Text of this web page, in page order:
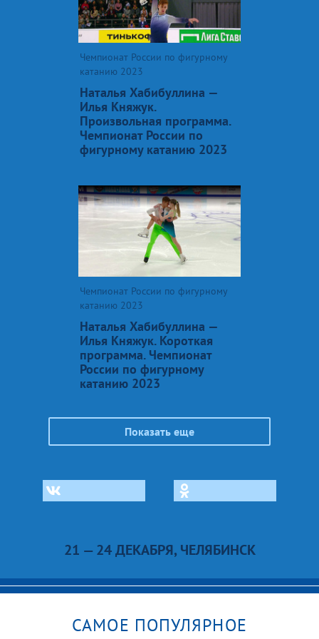
Чемпионат России по фигурному
катанию 2023
Наталья Хабибуллина —
Илья Княжук.
Произвольная программа.
Чемпионат России по
фигурному катанию 2023
Чемпионат России по фигурному
катанию 2023
Наталья Хабибуллина —
Илья Княжук. Короткая
программа. Чемпионат
России по фигурному
катанию 2023
Показать еще
21 — 24 ДЕКАБРЯ, ЧЕЛЯБИНСК
САМОЕ ПОПУЛЯРНОЕ